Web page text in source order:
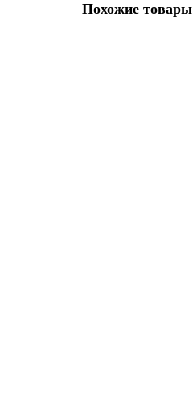
Похожие товары